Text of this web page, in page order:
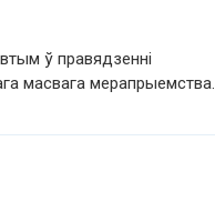
ў правядзенні
масвага мерапрыемства.